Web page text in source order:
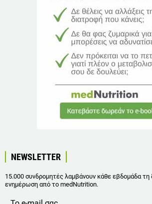
NEWSLETTER
15.000 συνδρομητές λαμβάνουν κάθε εβδομάδα τη
ενημέρωση από το medNutrition.